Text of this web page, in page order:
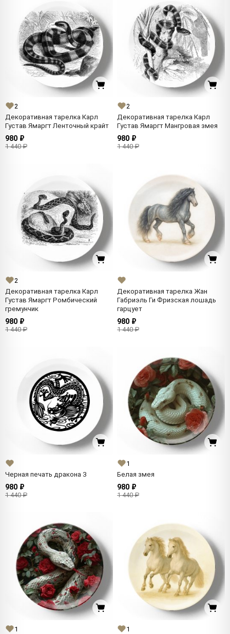
2
Декоративная тарелка Карл
Густав Ямаргт Ленточный крайт
980 ₽
1 440 ₽
2
Декоративная тарелка Карл
Густав Ямаргт Мангровая змея
980 ₽
1 440 ₽
2
Декоративная тарелка Карл
Густав Ямаргт Ромбический
гремунчик
980 ₽
1 440 ₽
Декоративная тарелка Жан
Габриэль Ги Фризская лошадь
гарцует
980 ₽
1 440 ₽
Черная печать дракона 3
980 ₽
1 440 ₽
1
Белая змея
980 ₽
1 440 ₽
1
1